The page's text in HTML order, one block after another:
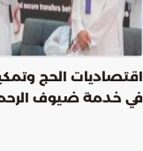
اقتصاديات الحج
في خدمة ضيوف